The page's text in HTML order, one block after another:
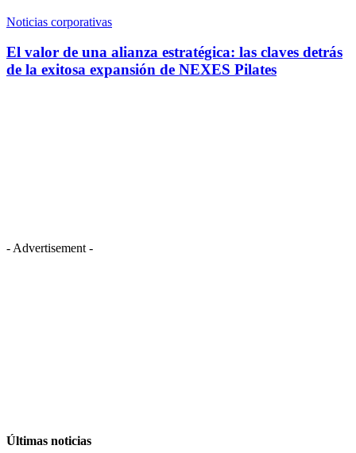
Noticias corporativas
El valor de una alianza estratégica: las claves detrás
de la exitosa expansión de NEXES Pilates
- Advertisement -
Últimas noticias